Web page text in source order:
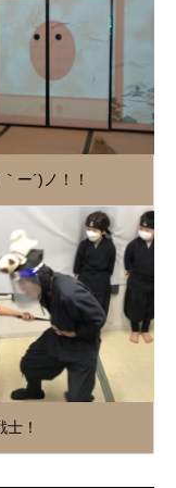
ー´)ノ！！
士！